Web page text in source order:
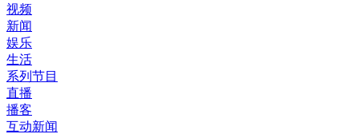
视频
新闻
娱乐
生活
系列节目
直播
播客
互动新闻